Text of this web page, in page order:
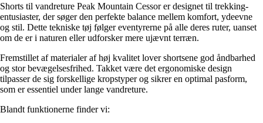
Shorts til vandreture Peak Mountain Cessor er designet til trekking-
entusiaster, der søger den perfekte balance mellem komfort, ydeevne
og stil. Dette tekniske tøj følger eventyrerne på alle deres ruter, uanset
om de er i naturen eller udforsker mere ujævnt terræn.
Fremstillet af materialer af høj kvalitet lover shortsene god åndbarhed
og stor bevægelsesfrihed. Takket være det ergonomiske design
tilpasser de sig forskellige kropstyper og sikrer en optimal pasform,
som er essentiel under lange vandreture.
Blandt funktionerne finder vi: